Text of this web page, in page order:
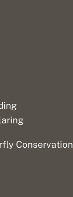
Conservation